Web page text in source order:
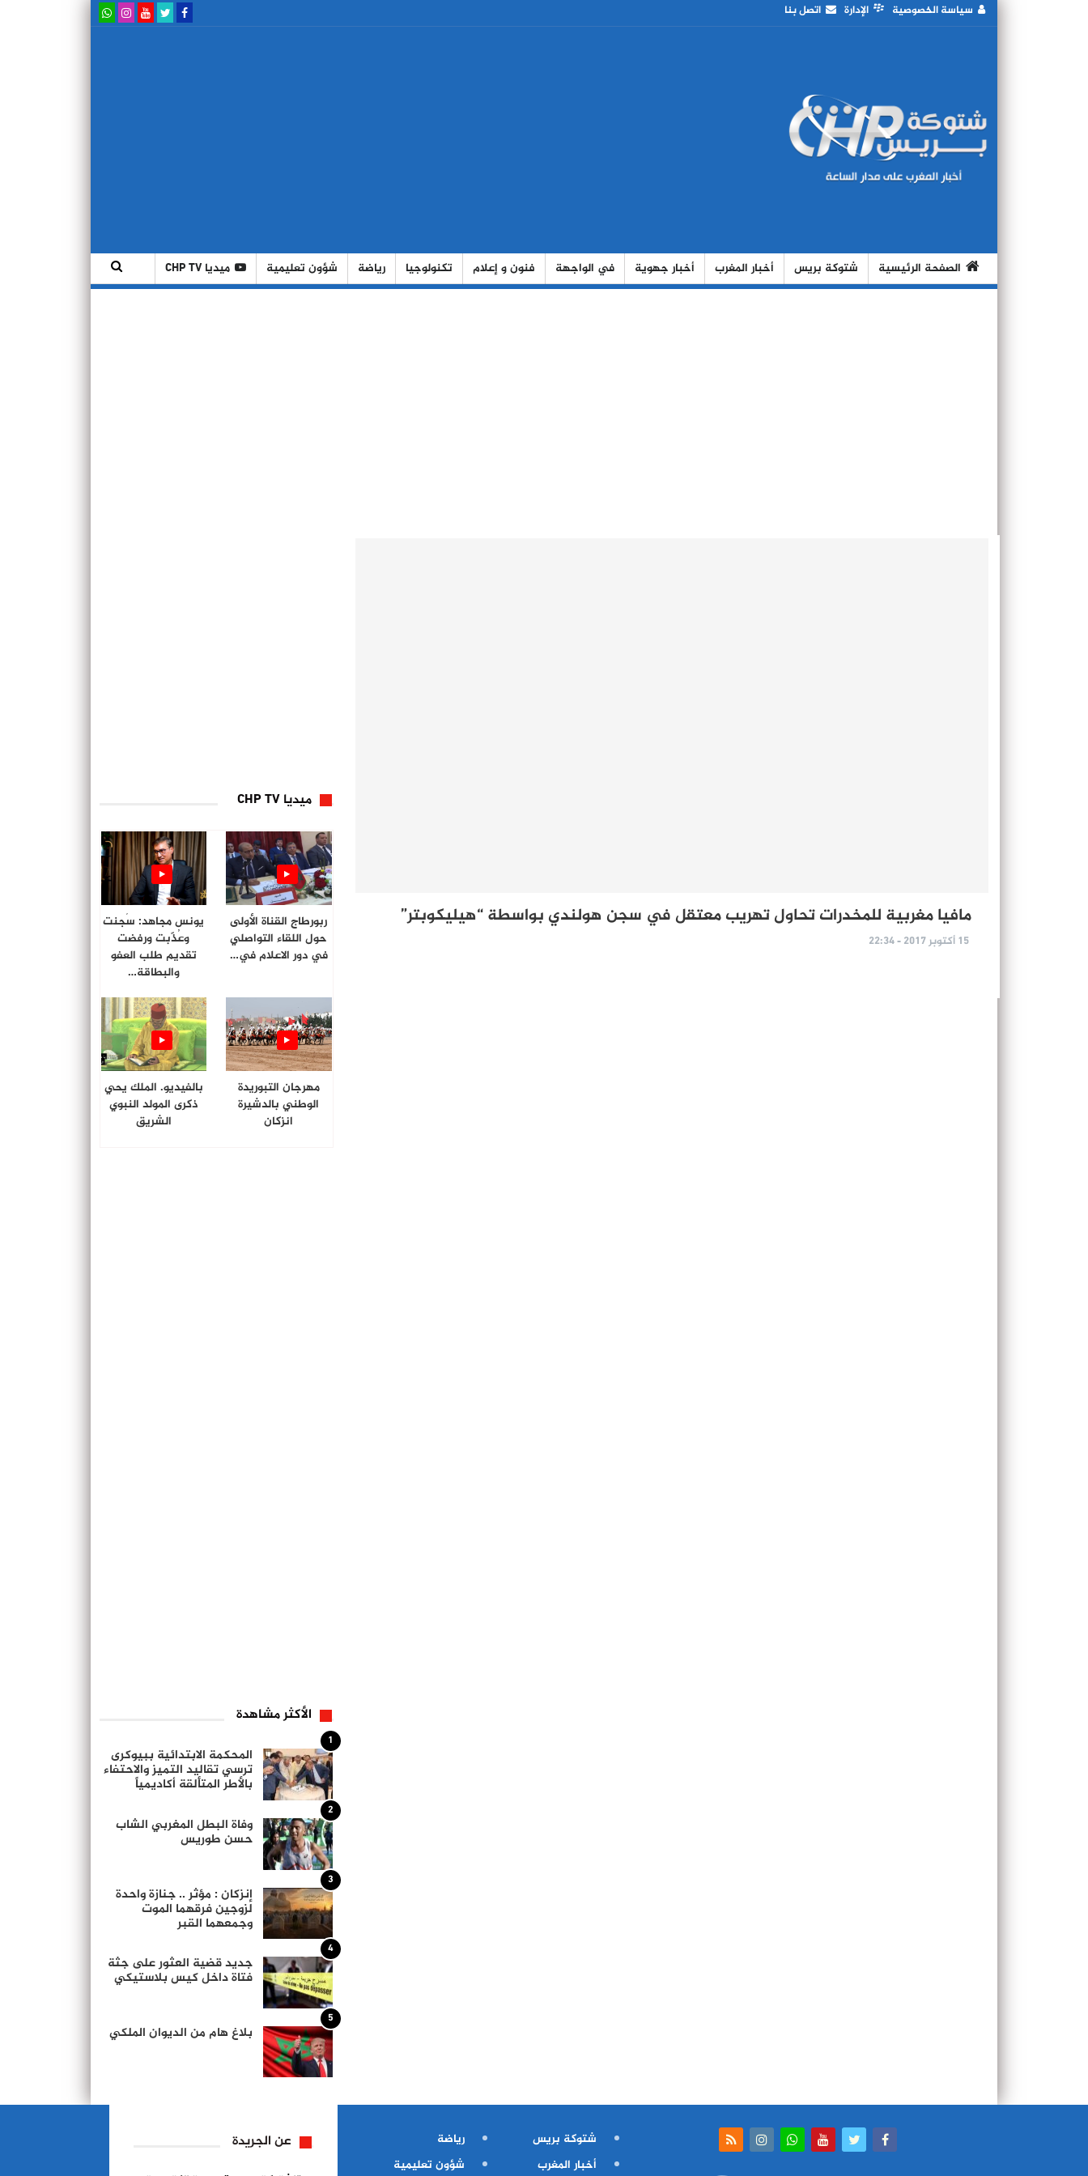
سياسة الخصوصية الإدارة اتصل بنا
الصفحة الرئيسية شتوكة بريس أخبار المغرب أخبار جهوية في الواجهة فنون و إعلام تكنولوجيا رياضة شؤون تعليمية ميديا CHP TV
مافيا مغربية للمخدرات تحاول تهريب معتقل في سجن هولندي بواسطة “هيليكوبتر”
15 أكتوبر 2017 - 22:34
ميديا CHP TV
ربورطاج القناة الأولى
حول اللقاء التواصلي
في دور الاعلام في…
يونس مجاهد: سُجنت
وعُذّبت ورفضت
تقديم طلب العفو
والبطاقة…
مهرجان التبوريدة
الوطني بالدشيرة
انزكان
بالفيديو. الملك يحي
ذكرى المولد النبوي
الشريق
الأكثر مشاهدة
1
المحكمة الابتدائية ببيوكرى
ترسي تقاليد التميز والاحتفاء
بالأطر المتألقة أكاديمياً
2
وفاة البطل المغربي الشاب
حسن طوريس
3
إنزكان : مؤثر .. جنازة واحدة
لزوجين فرقهما الموت
وجمعهما القبر
4
جديد قضية العثور على جثة
فتاة داخل كيس بلاستيكي
5
بلاغ هام من الديوان الملكي
شتوكة بريس
أخبار المغرب
رياضة
شؤون تعليمية
عن الجريدة